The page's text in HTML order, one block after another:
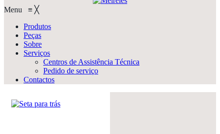
Menu ≡ ╳
Produtos
Peças
Sobre
Serviços
Centros de Assistência Técnica
Pedido de serviço
Contactos